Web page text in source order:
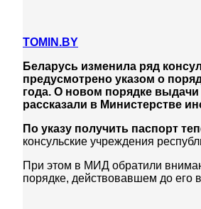
TOMIN.BY
Беларусь изменила ряд
предусмотрено указом о
года. О новом порядке
рассказали в Министерстве
По указу получить паспорт
консульские учреждения
При этом в МИД обратили
порядке, действовавшем до его